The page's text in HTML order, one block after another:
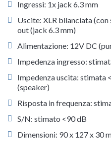
Ingressi: 1x jack 6.3 mm
Uscite: XLR bilanciata
out (jack 6.3 mm)
Alimentazione: 12V DC
Impedenza ingresso:
Impedenza uscita: stimata
(speaker)
Risposta in frequenza:
S/N: stimato <90 dB
Dimensioni: 90 x 127 x 30